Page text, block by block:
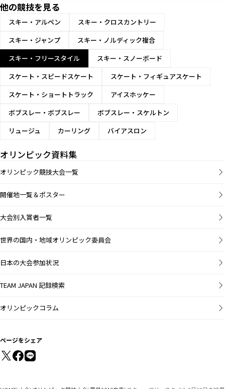
他の競技を見る
スキー・アルペン
スキー・クロスカントリー
スキー・ジャンプ
スキー・ノルディック複合
スキー・フリースタイル
スキー・スノーボード
スケート・スピードスケート
スケート・フィギュアスケート
スケート・ショートトラック
アイスホッケー
ボブスレー・ボブスレー
ボブスレー・スケルトン
リュージュ
カーリング バイアスロン
オリンピック資料集
オリンピック競技大会一覧
開催地一覧＆ポスター
大会別入賞者一覧
世界の国内・地域オリンピック委員会
日本の大会参加状況
TEAM JAPAN 記録検索
オリンピックコラム
ページをシェア